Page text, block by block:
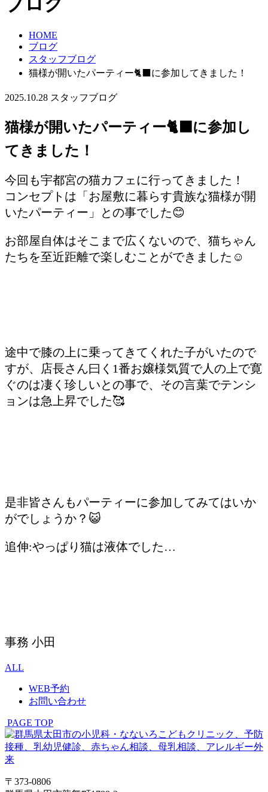
HOME
ブログ
スタッフブログ
猫様が開いたパーティー🐈‍⬛に参加してきました！
2025.10.28 スタッフブログ
猫様が開いたパーティー🐈‍⬛に参加し
てきました！
今回も宇都宮の猫カフェに行ってきました！
コンセプトは「お屋敷に暮らす貴族な猫様が開
いたパーティー」との事でした😊
お部屋自体はそこまで広くないので、猫ちゃん
たちを至近距離で楽しむことができました☺️
途中で膝の上に乗ってきてくれた子がいたので
すが、店長さん曰く1番お嬢様気質で人の上で寛
ぐのは凄く珍しいとの事で、その言葉でテンシ
ョンは急上昇でした🥰
是非皆さんもパーティーに参加してみてはいか
がでしょうか？😺
追伸:やっぱり猫は液体でした…
事務 小田
ALL
WEB予約
お問い合わせ
PAGE TOP
〒373-0806